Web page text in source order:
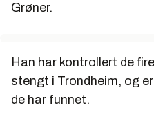
Grøner.
Han har kontrollert de
stengt i Trondheim, og
de har funnet.